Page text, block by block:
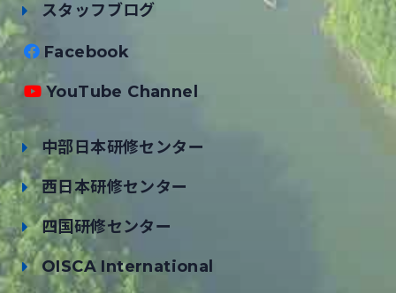
スタッフブログ
Facebook
YouTube Channel
中部日本研修センター
西日本研修センター
四国研修センター
OISCA International